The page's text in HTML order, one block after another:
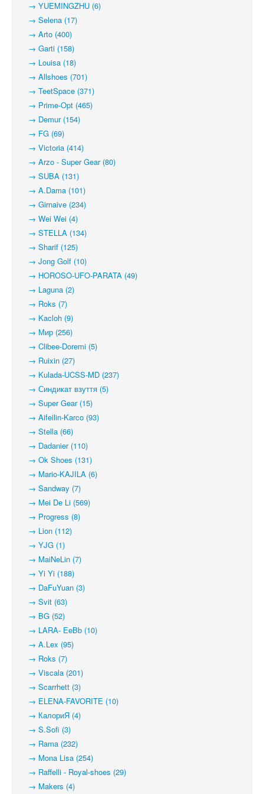
→ YUEMINGZHU (6)
→ Selena (17)
→ Arto (400)
→ Garti (158)
→ Louisa (18)
→ Allshoes (701)
→ TeetSpace (371)
→ Prime-Opt (465)
→ Demur (154)
→ FG (69)
→ Victoria (414)
→ Arzo - Super Gear (80)
→ SUBA (131)
→ A.Dama (101)
→ Girnaive (234)
→ Wei Wei (4)
→ STELLA (134)
→ Sharif (125)
→ Jong Golf (10)
→ HOROSO-UFO-PARATA (49)
→ Laguna (2)
→ Roks (7)
→ Kacloh (9)
→ Мир (256)
→ Clibee-Doremi (5)
→ Ruixin (27)
→ Kulada-UCSS-MD (237)
→ Синдикат взуття (5)
→ Super Gear (15)
→ Aifeilin-Karco (93)
→ Stella (66)
→ Dadanier (110)
→ Ok Shoes (131)
→ Mario-KAJILA (6)
→ Sandway (7)
→ Mei De Li (569)
→ Progress (8)
→ Lion (112)
→ YJG (1)
→ MaiNeLin (7)
→ Yi Yi (188)
→ DaFuYuan (3)
→ Svit (63)
→ BG (52)
→ LARA- EeBb (10)
→ A.Lex (95)
→ Roks (7)
→ Viscala (201)
→ Scarrhett (3)
→ ELENA-FAVORITE (10)
→ КалориЯ (4)
→ S.Sofi (3)
→ Rama (232)
→ Mona Lisa (254)
→ Raffelli - Royal-shoes (29)
→ Makers (4)